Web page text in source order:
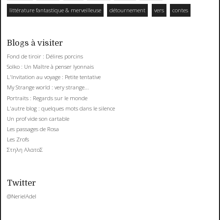
littérature fantastique & merveilleuse détournement vers contes
Blogs à visiter
Fond de tiroir : Délires porcins
Solko : Un Maître à penser lyonnais
L'Invitation au voyage : Petite tentative
My Strange world : very strange...
Portraits : Regards sur le monde
L'autre blog : quelques mots dans le silence
Un prof vide son cartable
Les passages de Rosa
Les Zrofs
Στηλη ΑλατοΣ
Twitter
@NerielAdel